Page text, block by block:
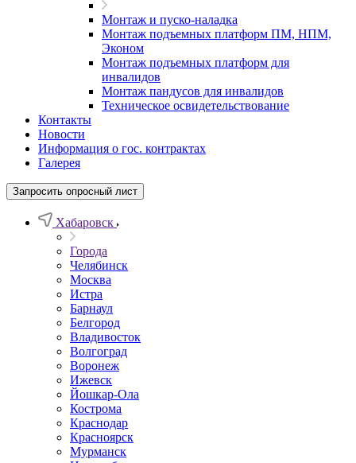
Монтаж и пуско-наладка
Монтаж подъемных платформ ПМ, НПМ,
Эконом
Монтаж подъемных платформ для
инвалидов
Монтаж пандусов для инвалидов
Техническое освидетельствование
Контакты
Новости
Информация о гос. контрактах
Галерея
Запросить опросный лист
Хабаровск
Города
Челябинск
Москва
Истра
Барнаул
Белгород
Владивосток
Волгоград
Воронеж
Ижевск
Йошкар-Ола
Кострома
Краснодар
Красноярск
Мурманск